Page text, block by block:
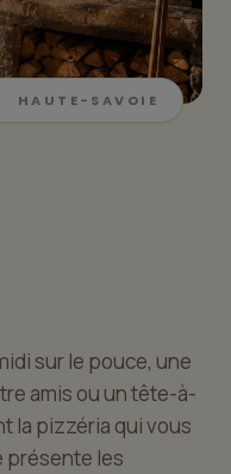
HAUTE-SAVOIE
sur le pouce, une
amis ou un tête-à-
la pizzéria qui vous
présente les